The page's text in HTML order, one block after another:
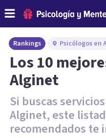
Rankings Psicólogos en
Los 10
Alginet
Si buscas
Alginet, este
recomendados te